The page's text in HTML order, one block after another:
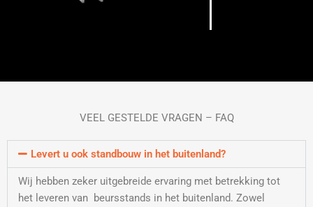
VEEL GESTELDE VRAGEN – FAQ
Levert u ook standbouw in het buitenland?
Wij hebben zeker uitgebreide ervaring met betrekking tot
het leveren van beursstands in het buitenland. Zowel